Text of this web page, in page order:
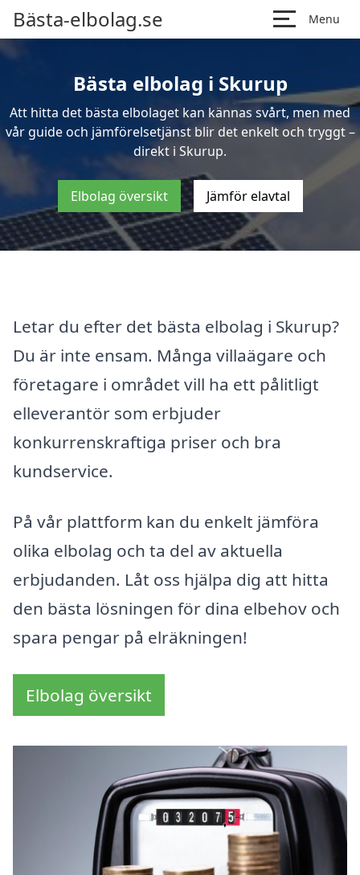
Bästa-elbolag.se Menu
Bästa elbolag i Skurup
Att hitta det bästa elbolaget kan kännas svårt, men med
vår guide och jämförelsetjänst blir det enkelt och tryggt –
direkt i Skurup.
Elbolag översikt Jämför elavtal
Letar du efter det bästa elbolag i Skurup?
Du är inte ensam. Många villaägare och
företagare i området vill ha ett pålitligt
elleverantör som erbjuder
konkurrenskraftiga priser och bra
kundservice.
På vår plattform kan du enkelt jämföra
olika elbolag och ta del av aktuella
erbjudanden. Låt oss hjälpa dig att hitta
den bästa lösningen för dina elbehov och
spara pengar på elräkningen!
Elbolag översikt